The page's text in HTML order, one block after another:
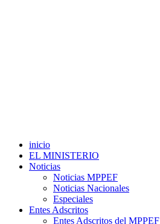
inicio
EL MINISTERIO
Noticias
Noticias MPPEF
Noticias Nacionales
Especiales
Entes Adscritos
Entes Adscritos del MPPEF